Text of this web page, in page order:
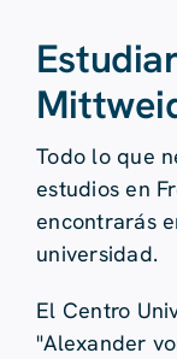
Todo lo que
estudios en
encontrarás
universidad.
El Centro
"Alexander